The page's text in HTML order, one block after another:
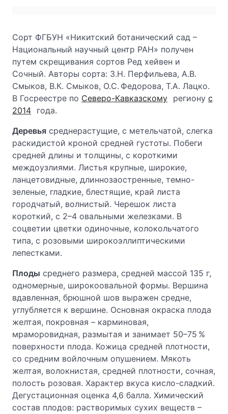
Сорт ФГБУН «Никитский ботанический сад –
Национальный научный центр РАН» получен
путем скрещивания сортов Ред хейвен и
Сочный. Авторы сорта: 3.Н. Перфильева, А.В.
Смыков, В.К. Смыков, О.С. Федорова, Т.А. Лацко.
В Госреестре по Северо-Кавказскому региону с
2014 года.
Деревья среднерастущие, с метельчатой, слегка
раскидистой кроной средней густоты. Побеги
средней длины и толщины, с короткими
междоузлиями. Листья крупные, широкие,
ланцетовидные, длиннозаостренные, темно-
зеленые, гладкие, блестящие, край листа
городчатый, волнистый. Черешок листа
короткий, с 2–4 овальными железками. В
соцветии цветки одиночные, колокольчатого
типа, с розовыми широкоэллиптическими
лепестками.
Плоды среднего размера, средней массой 135 г,
одномерные, широкоовальной формы. Вершина
вдавленная, брюшной шов выражен средне,
углубляется к вершине. Основная окраска плода
желтая, покровная – карминовая,
мраморовидная, размытая и занимает 50–75 %
поверхности плода. Кожица средней плотности,
со средним войлочным опушением. Мякоть
желтая, волокнистая, средней плотности, сочная,
полость розовая. Характер вкуса кисло-сладкий.
Дегустационная оценка 4,6 балла. Химический
состав плодов: растворимых сухих веществ –